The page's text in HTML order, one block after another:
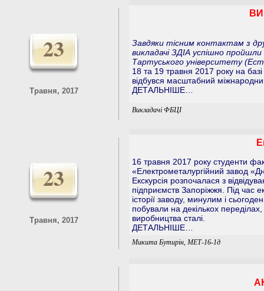
23
Травня, 2017
Завдяки тісним контактам з
викладачі ЗДІА успішно
Тартуського університету
18 та 19 травня 2017 року на базі
відбувся масштабний
ДЕТАЛЬНІШЕ…
Викладачі ФБЦІ
23
Травня, 2017
16 травня 2017 року студенти
«Електрометалургійний завод
Екскурсія розпочалася з
підприємств Запоріжжя. Під час
історії заводу, минулим і
побували на декількох
виробництва сталі.
ДЕТАЛЬНІШЕ…
Микита Бутирін, МЕТ-16-1д